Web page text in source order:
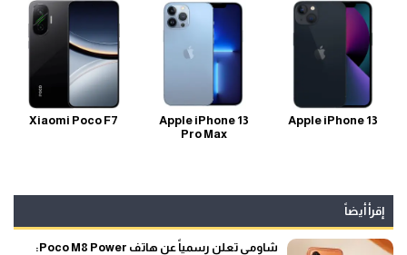
Apple iPhone 13
Apple iPhone 13
Pro Max
Xiaomi Poco F7
إقرأ أيضاً
شاومي تعلن رسمياً عن هاتف Poco M8 Power: